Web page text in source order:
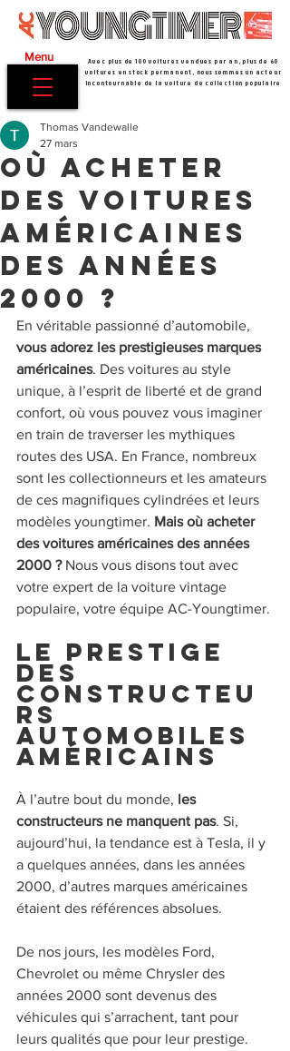
Menu
Avec plus de 100 voitures vendues par an, plus de 60
voitures en stock permanent, nous sommes un acteur
incontournable de la voiture de collection populaire
Où acheter
des voitures
américaines
des années
2000 ?
Thomas Vandewalle
27 mars
En véritable passionné d’automobile,
vous adorez les prestigieuses marques
américaines. Des voitures au style
unique, à l’esprit de liberté et de grand
confort, où vous pouvez vous imaginer
en train de traverser les mythiques
routes des USA. En France, nombreux
sont les collectionneurs et les amateurs
de ces magnifiques cylindrées et leurs
modèles youngtimer. Mais où acheter
des voitures américaines des années
2000 ? Nous vous disons tout avec
votre expert de la voiture vintage
populaire, votre équipe AC-Youngtimer.
Le prestige
des
constructeu
rs
automobiles
américains
À l’autre bout du monde, les
constructeurs ne manquent pas. Si,
aujourd’hui, la tendance est à Tesla, il y
a quelques années, dans les années
2000, d’autres marques américaines
étaient des références absolues.
De nos jours, les modèles Ford,
Chevrolet ou même Chrysler des
années 2000 sont devenus des
véhicules qui s’arrachent, tant pour
leurs qualités que pour leur prestige.